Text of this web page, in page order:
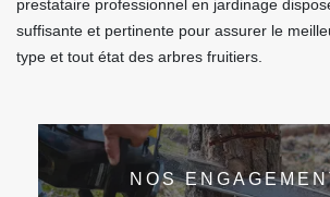
prestataire professionnel en jardinage
suffisante et pertinente pour assurer le
type et tout état des arbres fruitiers.
NOS